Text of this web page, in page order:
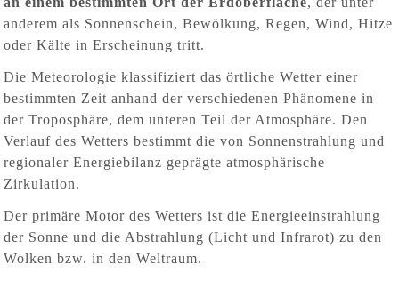
anderem als Sonnenschein, Bewölkung, Regen, Wind, Hitze
oder Kälte in Erscheinung tritt.
Die Meteorologie klassifiziert das örtliche Wetter einer
bestimmten Zeit anhand der verschiedenen Phänomene in
der Troposphäre, dem unteren Teil der Atmosphäre. Den
Verlauf des Wetters bestimmt die von Sonnenstrahlung und
regionaler Energiebilanz geprägte atmosphärische
Zirkulation.
Der primäre Motor des Wetters ist die Energieeinstrahlung
der Sonne und die Abstrahlung (Licht und Infrarot) zu den
Wolken bzw. in den Weltraum.